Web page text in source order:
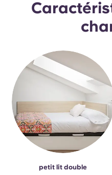
petit lit double